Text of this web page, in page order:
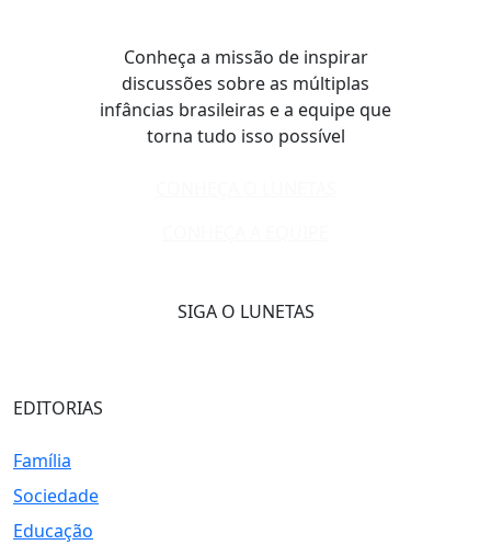
Conheça a missão de inspirar
discussões sobre as múltiplas
infâncias brasileiras e a equipe que
torna tudo isso possível
SIGA O LUNETAS
EDITORIAS
Família
Sociedade
Educação